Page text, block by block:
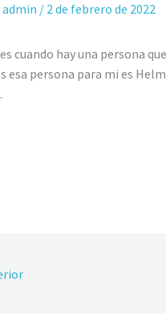
admin / 2 de febrero de 2022
cuando hay una persona
esa persona para mi es